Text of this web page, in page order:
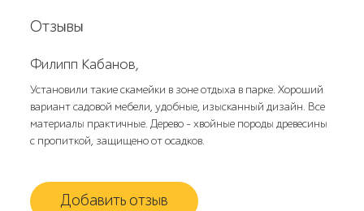
Отзывы
Филипп Кабанов,
Установили такие скамейки в зоне отдыха в парке. Хороший
вариант садовой мебели, удобные, изысканный дизайн. Все
материалы практичные. Дерево - хвойные породы древесины
с пропиткой, защищено от осадков.
Добавить отзыв